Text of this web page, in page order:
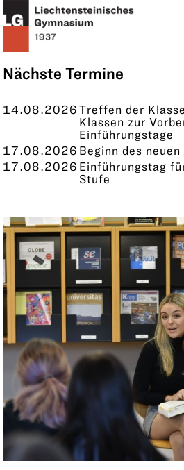
Nächste Termine
14.08.2026Treffen der
Klassen zur
Einführungstage
17.08.2026 Beginn des
17.08.2026 Einführungstag
Stufe
KONTAKT